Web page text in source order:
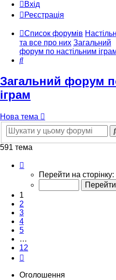
Вхід
Реєстрація
Список форумів
та все про них Загальний
форум по настільним
Пошук
Загальний форум
іграм
Нова тема
591 тема
12
Перейти на сторінку:
1
2
3
4
5
…
12
Оголошення